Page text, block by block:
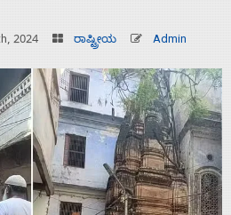
2024 ರಾಷ್ಟ್ರೀಯ Admin